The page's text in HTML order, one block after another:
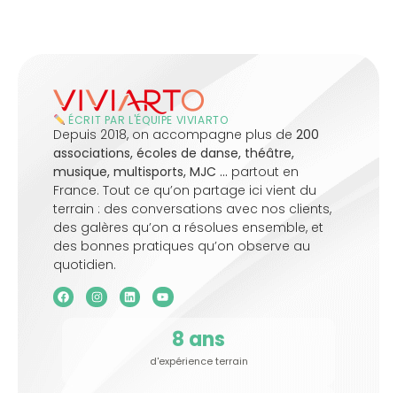
ÉCRIT PAR L'ÉQUIPE VIVIARTO
Depuis 2018, on accompagne plus de 200
associations, écoles de danse, théâtre,
musique, multisports, MJC … partout en
France. Tout ce qu’on partage ici vient du
terrain : des conversations avec nos clients,
des galères qu’on a résolues ensemble, et
des bonnes pratiques qu’on observe au
quotidien.
d'expérience terrain
8 ans